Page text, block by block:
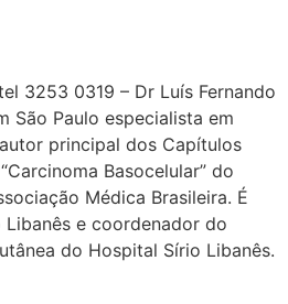
3253 0319 – Dr Luís Fernando
São Paulo especialista em
principal dos Capítulos
Basocelular” do
Médica Brasileira. É
e coordenador do
do Hospital Sírio Libanês.